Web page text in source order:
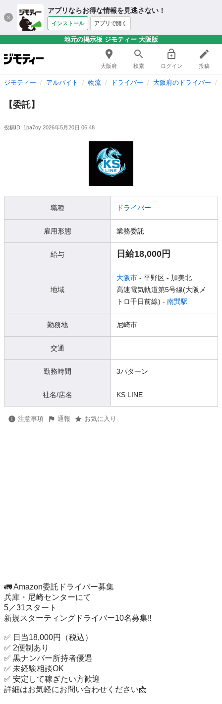
アプリならお得な情報を見逃さない！
インストール アプリで開く
地元の掲示板 ジモティー 大阪版
大阪府 検索 ログイン 投稿
ジモティー アルバイト 物流 ドライバー 大阪府のドライバー
【委託】
投稿ID: 1pa7oy 2026年5月20日 06:48
職種 ドライバー
雇用形態 業務委託
給与 日給18,000円
地域
大阪市 - 平野区 - 加美北
高速電気軌道第5号線(大阪メ
トロ千日前線) - 南巽駅
勤務地 尼崎市
交通
勤務時間 3パターン
社名/店名 KS LINE
注意事項 通報 お気に入り
🚛 Amazon委託ドライバー募集
兵庫・尼崎センターにて
5／31スタート
新規スターティングドライバー10名募集‼️
✅ 日当18,000円（税込）
✅ 2便制あり
✅ 黒ナンバー所持者優遇
✅ 未経験相談OK
✅ 安定して稼ぎたい方歓迎
詳細はお気軽にお問い合わせください📩